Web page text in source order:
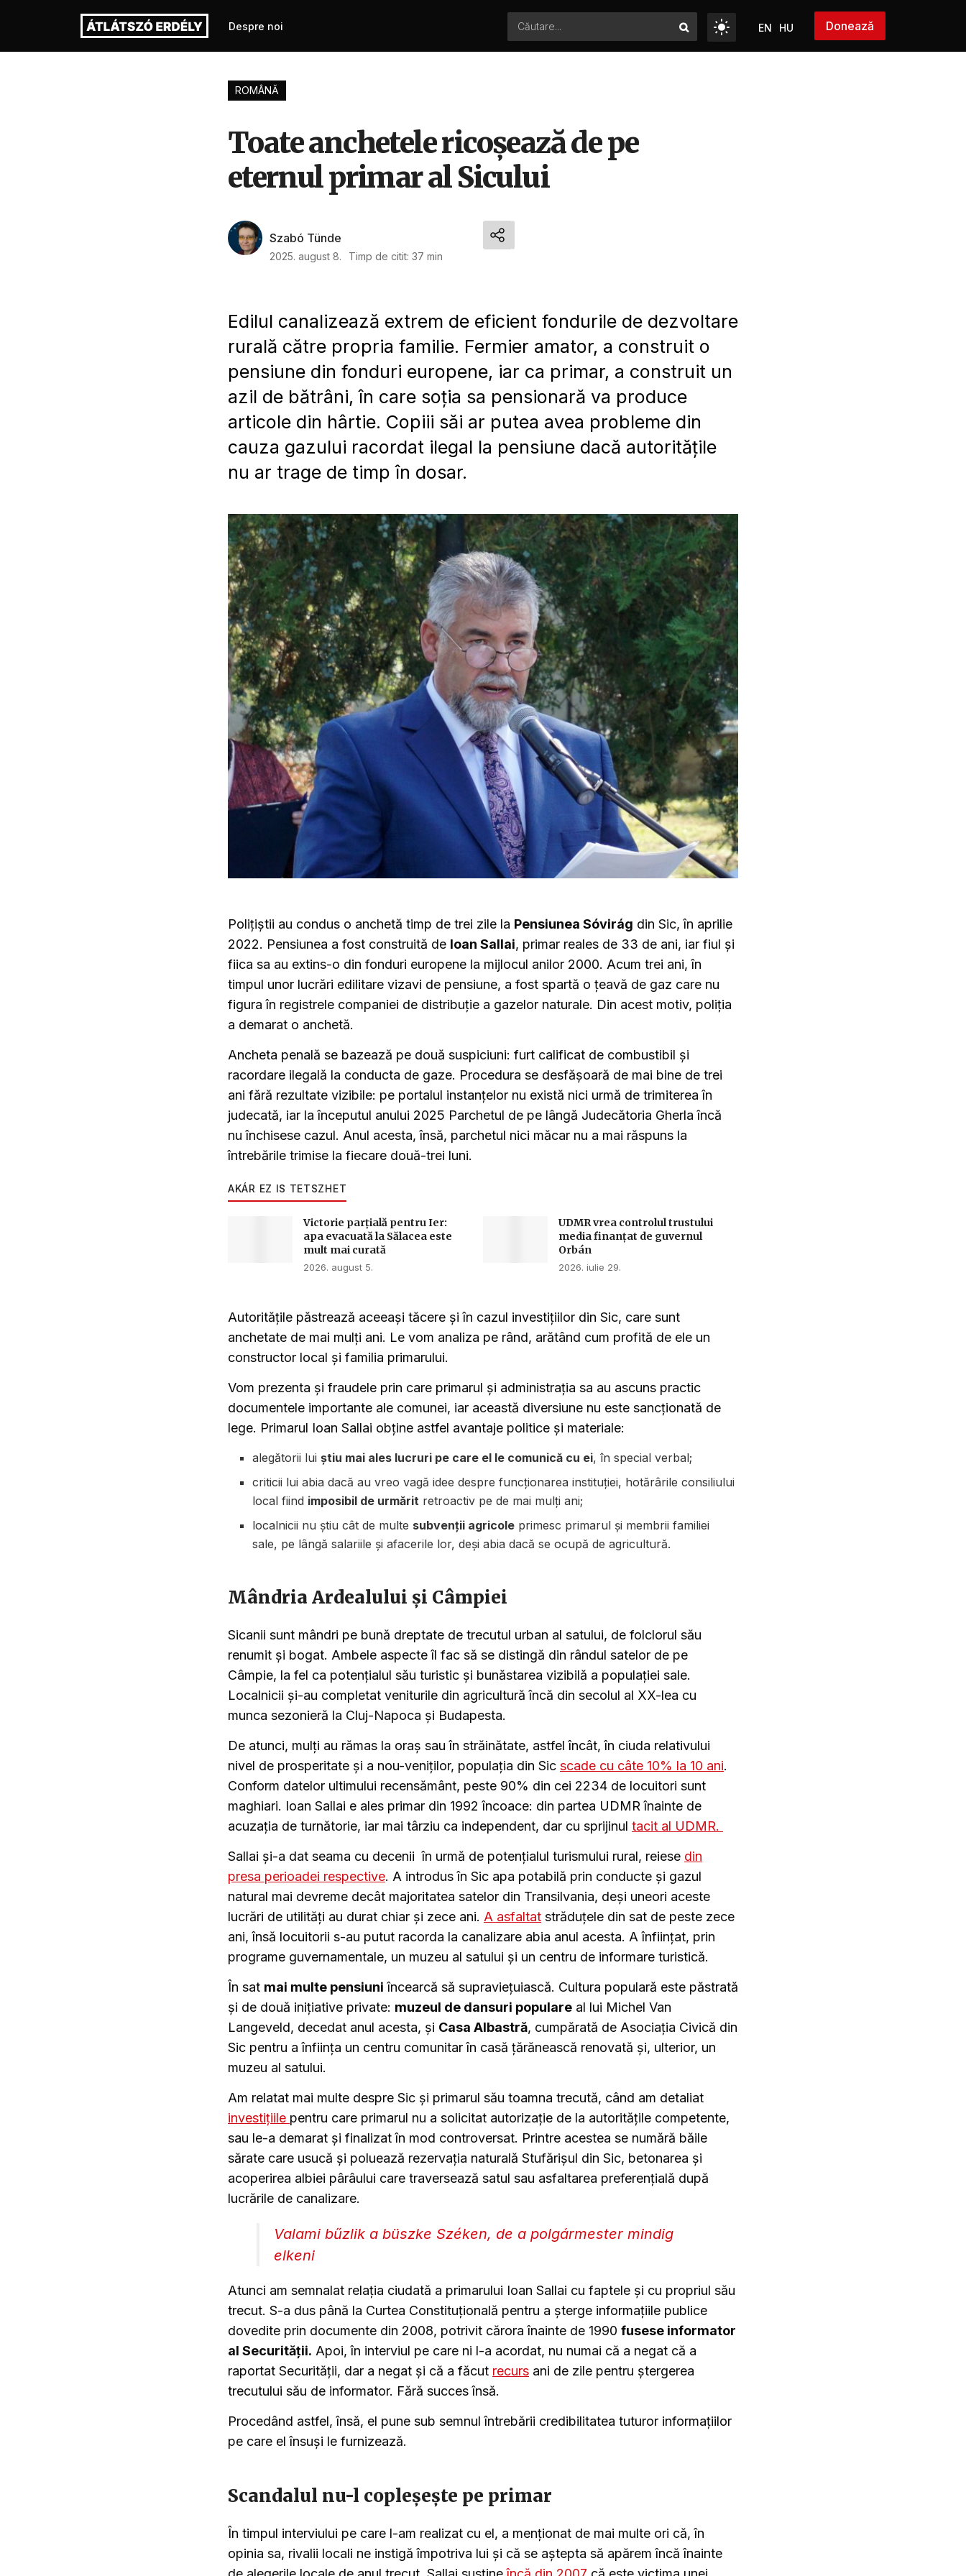
Despre noi EN HU Donează
ROMÂNĂ
Toate anchetele ricoșează de pe
eternul primar al Sicului
Szabó Tünde
2025. august 8. Timp de citit: 37 min
Edilul canalizează extrem de eficient fondurile de dezvoltare
rurală către propria familie. Fermier amator, a construit o
pensiune din fonduri europene, iar ca primar, a construit un
azil de bătrâni, în care soția sa pensionară va produce
articole din hârtie. Copiii săi ar putea avea probleme din
cauza gazului racordat ilegal la pensiune dacă autoritățile
nu ar trage de timp în dosar.
Polițiștii au condus o anchetă timp de trei zile la Pensiunea Sóvirág din Sic, în aprilie
2022. Pensiunea a fost construită de Ioan Sallai, primar reales de 33 de ani, iar fiul și
fiica sa au extins-o din fonduri europene la mijlocul anilor 2000. Acum trei ani, în
timpul unor lucrări edilitare vizavi de pensiune, a fost spartă o țeavă de gaz care nu
figura în registrele companiei de distribuție a gazelor naturale. Din acest motiv, poliția
a demarat o anchetă.
Ancheta penală se bazează pe două suspiciuni: furt calificat de combustibil și
racordare ilegală la conducta de gaze. Procedura se desfășoară de mai bine de trei
ani fără rezultate vizibile: pe portalul instanțelor nu există nici urmă de trimiterea în
judecată, iar la începutul anului 2025 Parchetul de pe lângă Judecătoria Gherla încă
nu închisese cazul. Anul acesta, însă, parchetul nici măcar nu a mai răspuns la
întrebările trimise la fiecare două-trei luni.
AKÁR EZ IS TETSZHET
Victorie parțială pentru Ier:
apa evacuată la Sălacea este
mult mai curată
2026. august 5.
UDMR vrea controlul trustului
media finanțat de guvernul
Orbán
2026. iulie 29.
Autoritățile păstrează aceeași tăcere și în cazul investițiilor din Sic, care sunt
anchetate de mai mulți ani. Le vom analiza pe rând, arătând cum profită de ele un
constructor local și familia primarului.
Vom prezenta și fraudele prin care primarul și administrația sa au ascuns practic
documentele importante ale comunei, iar această diversiune nu este sancționată de
lege. Primarul Ioan Sallai obține astfel avantaje politice și materiale:
alegătorii luiștiu mai ales lucruri pe care el le comunică cu ei, în special verbal;
criticii lui abia dacă au vreo vagă idee despre funcționarea instituției, hotărârile consiliului
local fiind imposibil de urmărit retroactiv pe de mai mulți ani;
localnicii nu știu cât de multe subvenții agricole primesc primarul și membrii familiei
sale, pe lângă salariile și afacerile lor, deși abia dacă se ocupă de agricultură.
Mândria Ardealului și Câmpiei
Sicanii sunt mândri pe bună dreptate de trecutul urban al satului, de folclorul său
renumit și bogat. Ambele aspecte îl fac să se distingă din rândul satelor de pe
Câmpie, la fel ca potențialul său turistic și bunăstarea vizibilă a populației sale.
Localnicii și-au completat veniturile din agricultură încă din secolul al XX-lea cu
munca sezonieră la Cluj-Napoca și Budapesta.
De atunci, mulți au rămas la oraș sau în străinătate, astfel încât, în ciuda relativului
nivel de prosperitate și a nou-veniților, populația din Sic scade cu câte 10% la 10 ani.
Conform datelor ultimului recensământ, peste 90% din cei 2234 de locuitori sunt
maghiari. Ioan Sallai e ales primar din 1992 încoace: din partea UDMR înainte de
acuzația de turnătorie, iar mai târziu ca independent, dar cu sprijinul tacit al UDMR.
Sallai și-a dat seama cu decenii în urmă de potențialul turismului rural, reiese din
presa perioadei respective. A introdus în Sic apa potabilă prin conducte și gazul
natural mai devreme decât majoritatea satelor din Transilvania, deși uneori aceste
lucrări de utilități au durat chiar și zece ani. A asfaltat străduțele din sat de peste zece
ani, însă locuitorii s-au putut racorda la canalizare abia anul acesta. A înființat, prin
programe guvernamentale, un muzeu al satului și un centru de informare turistică.
În sat mai multe pensiuni încearcă să supraviețuiască. Cultura populară este păstrată
și de două inițiative private: muzeul de dansuri populare al lui Michel Van
Langeveld, decedat anul acesta, și Casa Albastră, cumpărată de Asociația Civică din
Sic pentru a înființa un centru comunitar în casă țărănească renovată și, ulterior, un
muzeu al satului.
Am relatat mai multe despre Sic și primarul său toamna trecută, când am detaliat
investițiile pentru care primarul nu a solicitat autorizație de la autoritățile competente,
sau le-a demarat și finalizat în mod controversat. Printre acestea se numără băile
sărate care usucă și poluează rezervația naturală Stufărișul din Sic, betonarea și
acoperirea albiei pârâului care traversează satul sau asfaltarea preferențială după
lucrările de canalizare.
Valami bűzlik a büszke Széken, de a polgármester mindig
elkeni
Atunci am semnalat relația ciudată a primarului Ioan Sallai cu faptele și cu propriul său
trecut. S-a dus până la Curtea Constituțională pentru a șterge informațiile publice
dovedite prin documente din 2008, potrivit cărora înainte de 1990 fusese informator
al Securității. Apoi, în interviul pe care ni l-a acordat, nu numai că a negat că a
raportat Securității, dar a negat și că a făcut recurs ani de zile pentru ștergerea
trecutului său de informator. Fără succes însă.
Procedând astfel, însă, el pune sub semnul întrebării credibilitatea tuturor informațiilor
pe care el însuși le furnizează.
Scandalul nu-l copleșește pe primar
În timpul interviului pe care l-am realizat cu el, a menționat de mai multe ori că, în
opinia sa, rivalii locali ne instigă împotriva lui și că se aștepta să apărem încă înainte